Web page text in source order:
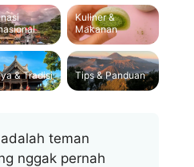
Kuliner &
Makanan
& Tradisi Tips & Panduan
adalah teman
nggak pernah